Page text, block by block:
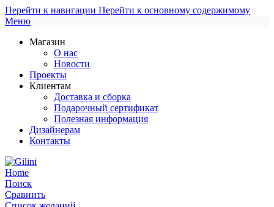
Перейти к навигации Перейти к основному содержимому
Меню
Магазин
О нас
Новости
Проекты
Клиентам
Доставка и сборка
Подарочный сертификат
Полезная информация
Дизайнерам
Контакты
Поиск
Сравнить